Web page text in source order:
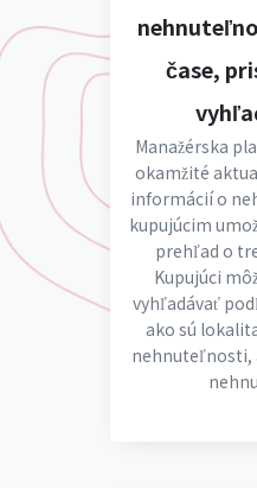
čase,
Manažérska
okamžité
informácií o
kupujúcim
prehľad o
Kupujúci
vyhľadávať
ako sú
nehnuteľnosti,